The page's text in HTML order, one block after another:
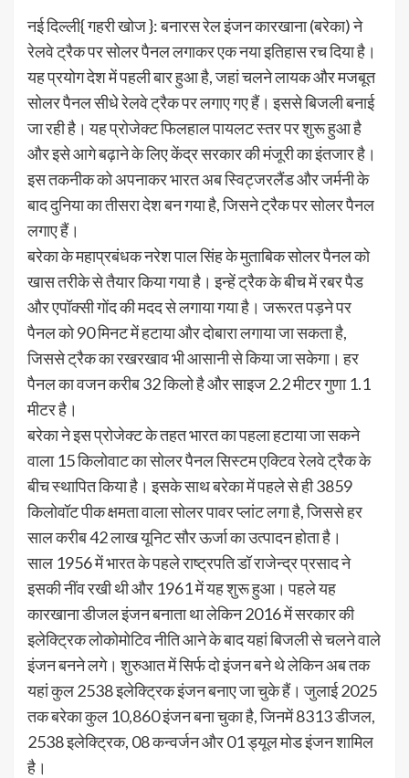
नई दिल्ली{ गहरी खोज }: बनारस रेल इंजन कारखाना (बरेका) ने
रेलवे ट्रैक पर सोलर पैनल लगाकर एक नया इतिहास रच दिया है।
यह प्रयोग देश में पहली बार हुआ है, जहां चलने लायक और मजबूत
सोलर पैनल सीधे रेलवे ट्रैक पर लगाए गए हैं। इससे बिजली बनाई
जा रही है। यह प्रोजेक्ट फिलहाल पायलट स्तर पर शुरू हुआ है
और इसे आगे बढ़ाने के लिए केंद्र सरकार की मंजूरी का इंतजार है।
इस तकनीक को अपनाकर भारत अब स्विट्जरलैंड और जर्मनी के
बाद दुनिया का तीसरा देश बन गया है, जिसने ट्रैक पर सोलर पैनल
लगाए हैं।
बरेका के महाप्रबंधक नरेश पाल सिंह के मुताबिक सोलर पैनल को
खास तरीके से तैयार किया गया है। इन्हें ट्रैक के बीच में रबर पैड
और एपॉक्सी गोंद की मदद से लगाया गया है। जरूरत पड़ने पर
पैनल को 90 मिनट में हटाया और दोबारा लगाया जा सकता है,
जिससे ट्रैक का रखरखाव भी आसानी से किया जा सकेगा। हर
पैनल का वजन करीब 32 किलो है और साइज 2.2 मीटर गुणा 1.1
मीटर है।
बरेका ने इस प्रोजेक्ट के तहत भारत का पहला हटाया जा सकने
वाला 15 किलोवाट का सोलर पैनल सिस्टम एक्टिव रेलवे ट्रैक के
बीच स्थापित किया है। इसके साथ बरेका में पहले से ही 3859
किलोवॉट पीक क्षमता वाला सोलर पावर प्लांट लगा है, जिससे हर
साल करीब 42 लाख यूनिट सौर ऊर्जा का उत्पादन होता है।
साल 1956 में भारत के पहले राष्ट्रपति डॉ राजेन्द्र प्रसाद ने
इसकी नींव रखी थी और 1961 में यह शुरू हुआ। पहले यह
कारखाना डीजल इंजन बनाता था लेकिन 2016 में सरकार की
इलेक्ट्रिक लोकोमोटिव नीति आने के बाद यहां बिजली से चलने वाले
इंजन बनने लगे। शुरुआत में सिर्फ दो इंजन बने थे लेकिन अब तक
यहां कुल 2538 इलेक्ट्रिक इंजन बनाए जा चुके हैं। जुलाई 2025
तक बरेका कुल 10,860 इंजन बना चुका है, जिनमें 8313 डीजल,
2538 इलेक्ट्रिक, 08 कन्वर्जन और 01 ड्यूल मोड इंजन शामिल
है।